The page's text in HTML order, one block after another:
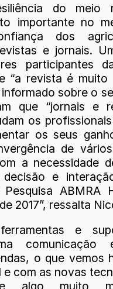
do meio
importante no
dos
e jornais.
participantes
“a revista é muito
sobre o
que “jornais e
os
os seus
de
a necessidade
e
ABMRA
2017”, ressalta
e
comunicação
o que vemos
e com as novas
algo muito